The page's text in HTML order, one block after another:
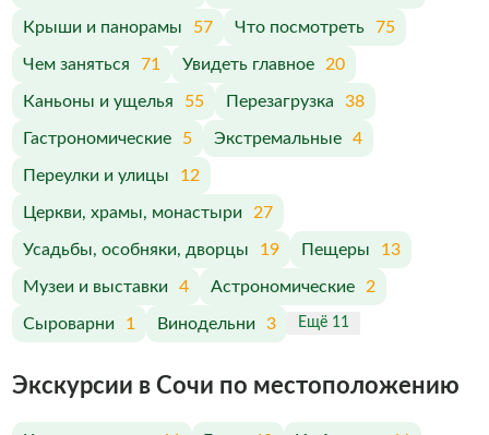
Крыши и панорамы 57 Что посмотреть 75
Чем заняться 71 Увидеть главное 20
Каньоны и ущелья 55 Перезагрузка 38
Гастрономические 5 Экстремальные 4
Переулки и улицы 12
Церкви, храмы, монастыри 27
Усадьбы, особняки, дворцы 19 Пещеры 13
Музеи и выставки 4 Астрономические 2
Сыроварни 1 Винодельни 3 Ещё 11
Экскурсии в Сочи по меcтоположению